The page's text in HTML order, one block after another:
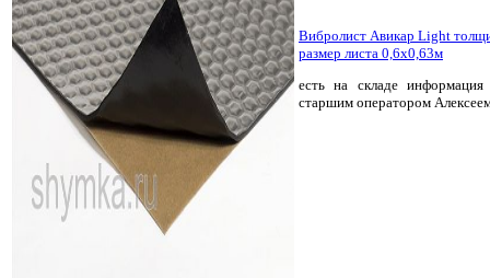
Вибролист Авикар Light
размер листа 0,6х0,63м
есть на складе информация
старшим оператором